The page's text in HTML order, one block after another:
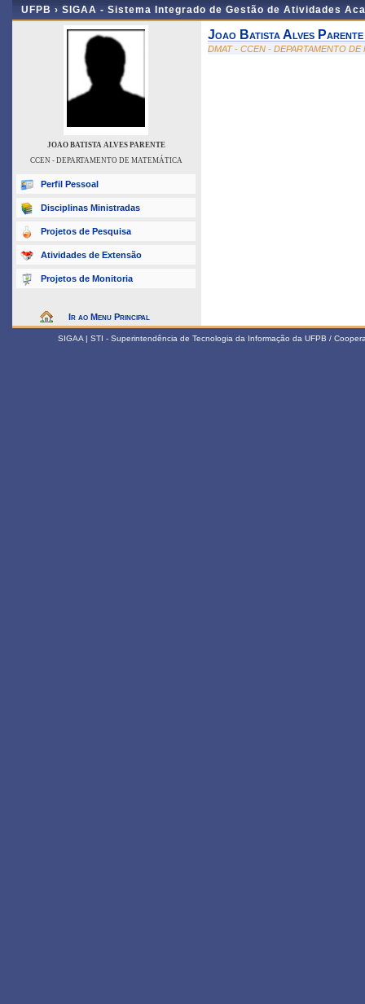
UFPB › SIGAA - Sistema Integrado de Gestão de Atividades
JOAO BATISTA ALVES PARENTE
CCEN - DEPARTAMENTO DE MATEMÁTICA
Perfil Pessoal
Disciplinas Ministradas
Projetos de Pesquisa
Atividades de Extensão
Projetos de Monitoria
Ir ao Menu Principal
Joao Batista Alves Parente
DMAT - CCEN - DEPARTAMENTO DE
SIGAA | STI - Superintendência de Tecnologia da Informação da UFPB /